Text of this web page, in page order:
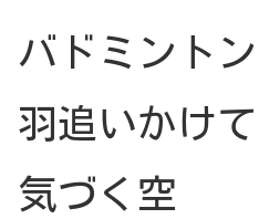
バドミントン
羽追いかけて
気づく空